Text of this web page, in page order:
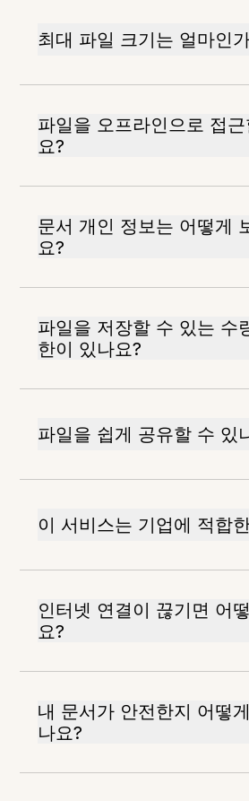
최대 파일 크기는 얼마인
파일을 오프라인으로 접
요?
문서 개인 정보는 어떻게
요?
파일을 저장할 수 있는 수
한이 있나요?
파일을 쉽게 공유할 수 있
이 서비스는 기업에 적합
인터넷 연결이 끊기면 어
요?
내 문서가 안전한지 어떻
나요?